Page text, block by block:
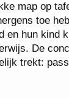
map op
toe
en hun kind
De
trekt: